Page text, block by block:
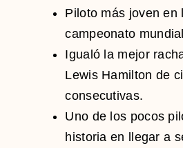
Piloto más joven en
campeonato
Igualó la mejor
Lewis Hamilton de
consecutivas.
Uno de los pocos
historia en llegar a